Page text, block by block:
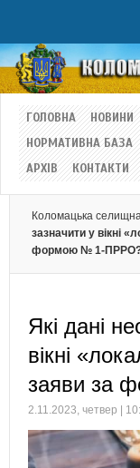
ГОЛОВНА НОВИНИ
НОРМАТИВНА БАЗА
АРХІВ
КОНТАКТИ
Коломацька
зазначити у вікні
формою № 1-
Які дані
вікні
заяви за
2.11.2023, четвер |